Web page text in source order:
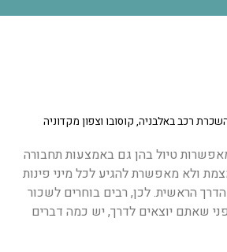
רכב באלבניה, קוסובו וצפון מקדוניה
טיול בהן גם באמצעות תחבורה
ולא מאפשרת להגיע לכל מיני פינות
הראשית. לכן, רבים בוחרים לשכור
שאתם יוצאים לדרך, יש כמה דברים